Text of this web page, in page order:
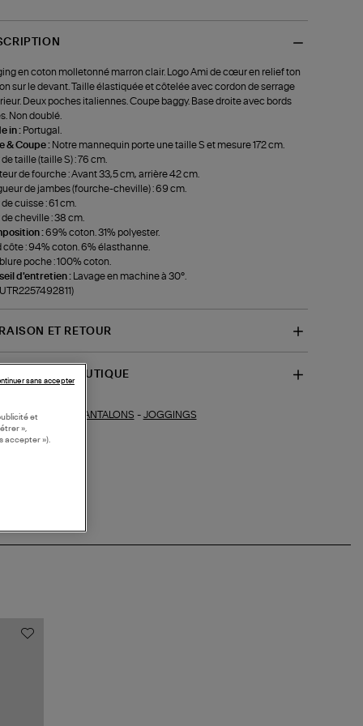
en coton molletonné marron clair. Logo Ami de cœur en relief ton
sur le devant. Taille élastiquée et côtelée avec cordon de serrage
Deux poches italiennes. Coupe baggy. Base droite avec bords
Non doublé.
in : Portugal.
& Coupe : Notre mannequin porte une taille S et mesure 172 cm.
de taille (taille S) : 76 cm.
de fourche : Avant 33,5 cm, arrière 42 cm.
de jambes (fourche-cheville) : 69 cm.
cuisse : 61 cm.
de cheville : 38 cm.
:69% coton. 31% polyester.
côte : 94% coton. 6% élasthanne.
poche : 100% coton.
d'entretien :
Lavage en machine à 30°.
ET RETOUR
BOUTIQUE
similaires : PANTALONS - JOGGINGS
et
»,
accepter »).
sans accepter